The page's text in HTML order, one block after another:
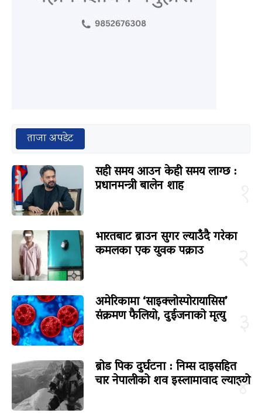
ताजा अपडेट
सही समय आउन केही समय लाग्छ :
प्रधानमन्त्री बालेन शाह
भारतबाट ब्राउन सुगर ल्याउँदै गरेका
कमलका एक युवक पक्राउ
अमेरिकामा ‘साइक्लोस्पोरायासिस’
संक्रमण फैलियो, दुईजनाको मृत्यु
४
ब्रोड पिक दुर्घटना : निम्स दाइसहित
चार नेपालीको शव इस्लामावाद ल्याइयो